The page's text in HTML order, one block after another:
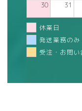
30 31
休業日
発送業務のみ
受注・お問